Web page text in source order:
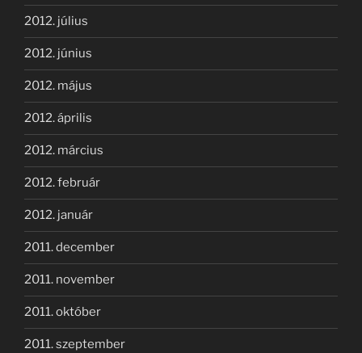
2012. július
2012. június
2012. május
2012. április
2012. március
2012. február
2012. január
2011. december
2011. november
2011. október
2011. szeptember